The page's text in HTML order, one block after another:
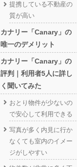
提携している不動産の
質が高い
カナリー「Canary」の
唯一のデメリット
カナリー「Canary」の
評判｜利用者5人に詳し
く聞いてみた
おとり物件が少ないの
で安心して利用できる
写真が多く内見に行か
なくても室内のイメー
ジがしやすい